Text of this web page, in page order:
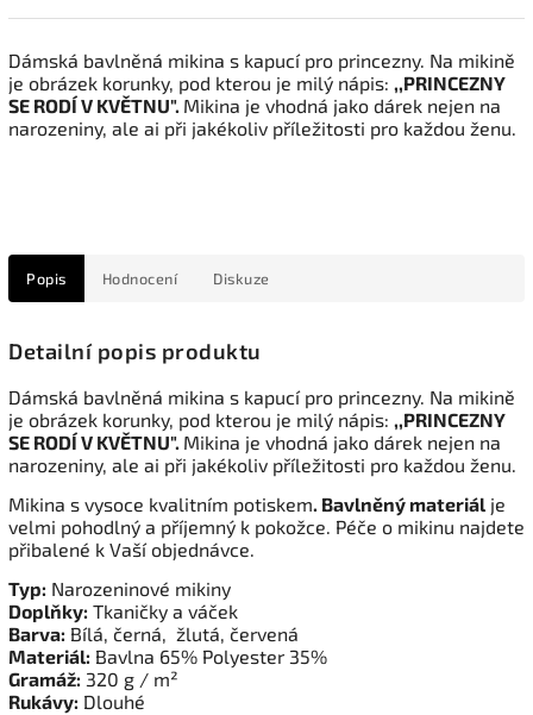
Dámská bavlněná mikina s kapucí pro princezny. Na mikině
je obrázek korunky, pod kterou je milý nápis: ,,PRINCEZNY
SE RODÍ V KVĚTNU". Mikina je vhodná jako dárek nejen na
narozeniny, ale ai při jakékoliv příležitosti pro každou ženu.
Popis Hodnocení Diskuze
Detailní popis produktu
Dámská bavlněná mikina s kapucí pro princezny. Na mikině
je obrázek korunky, pod kterou je milý nápis: ,,PRINCEZNY
SE RODÍ V KVĚTNU". Mikina je vhodná jako dárek nejen na
narozeniny, ale ai při jakékoliv příležitosti pro každou ženu.
Mikina s vysoce kvalitním potiskem. Bavlněný materiál je
velmi pohodlný a příjemný k pokožce. Péče o mikinu najdete
přibalené k Vaší objednávce.
Typ: Narozeninové mikiny
Doplňky: Tkaničky a váček
Barva: Bílá, černá, žlutá, červená
Materiál: Bavlna 65% Polyester 35%
Gramáž: 320 g / m²
Rukávy: Dlouhé